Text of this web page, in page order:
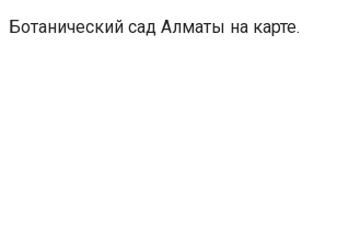
Ботанический сад Алматы на карте.